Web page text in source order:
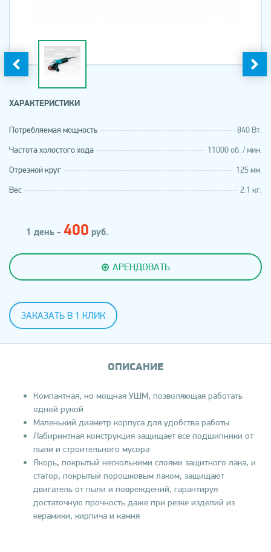
ХАРАКТЕРИСТИКИ
Потребляемая мощность 840 Вт.
Частота холостого хода 11000 об. / мин.
Отрезной круг 125 мм.
Вес 2.1 кг.
1 день - 400 руб.
АРЕНДОВАТЬ
ЗАКАЗАТЬ В 1 КЛИК
ОПИСАНИЕ
Компактная, но мощная УШМ, позволяющая работать
одной рукой
Маленький диаметр корпуса для удобства работы
Лабиринтная конструкция защищает все подшипники от
пыли и строительного мусора
Якорь, покрытый несколькими слоями защитного лака, и
статор, покрытый порошковым лаком, защищают
двигатель от пыли и повреждений, гарантируя
достаточную прочность даже при резке изделий из
керамики, кирпича и камня